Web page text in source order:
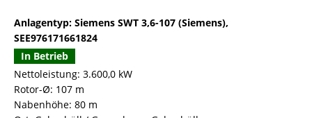
Anlagentyp: Siemens SWT 3,6-107 (Siemens),
SEE976171661824
In Betrieb
Nettoleistung: 3.600,0 kW
Rotor-Ø: 107 m
Nabenhöhe: 80 m